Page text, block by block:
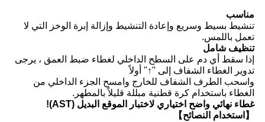
مناسب
تنشيط بسيط وسريع وإعادة التنشيط وإزالة إبرة الوخز التي لا
تعمل باللمس.
تنظيف شامل
إذا سقط أي دم على السطح الداخلي لغطاء ضبط العمق ، يرجى
تدوير الغطاء الشفاف إلى "↑" أولاً
واسحب الطرف الشفاف للخارج وامسح الجزء الداخلي من
الغطاء باستخدام كرة قطنية مبللة قليلاً بالمطهر.
غطاء نهائي واضح اختياري لاختبار الموقع البديل (AST)!
【استخدام النصائح】